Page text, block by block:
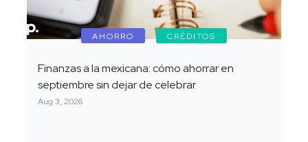
AHORRO CRÉDITOS
Finanzas a la mexicana: cómo ahorrar en
septiembre sin dejar de celebrar
Aug 3, 2026